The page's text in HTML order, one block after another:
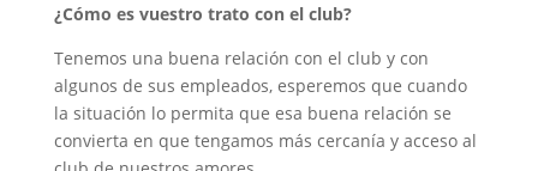
¿Cómo es vuestro trato con el club?
Tenemos una buena relación con el club y con
algunos de sus empleados, esperemos que cuando
la situación lo permita que esa buena relación se
convierta en que tengamos más cercanía y acceso al